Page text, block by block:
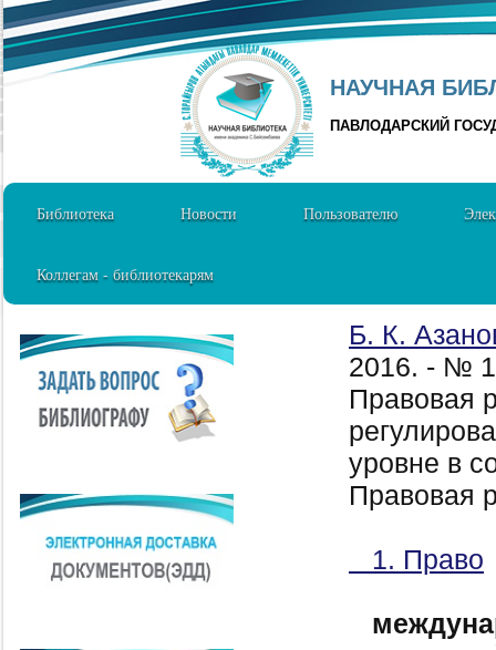
НАУЧНАЯ
ПАВЛОДАРСКИЙ
Библиотека Новости Пользователю
Коллегам - библиотекарям
Б. К.
2016. - №
Правовая
уровне в
Правовая
1. Право